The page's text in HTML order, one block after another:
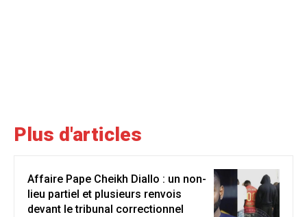
Plus d'articles
Affaire Pape Cheikh Diallo : un non-
lieu partiel et plusieurs renvois
devant le tribunal correctionnel